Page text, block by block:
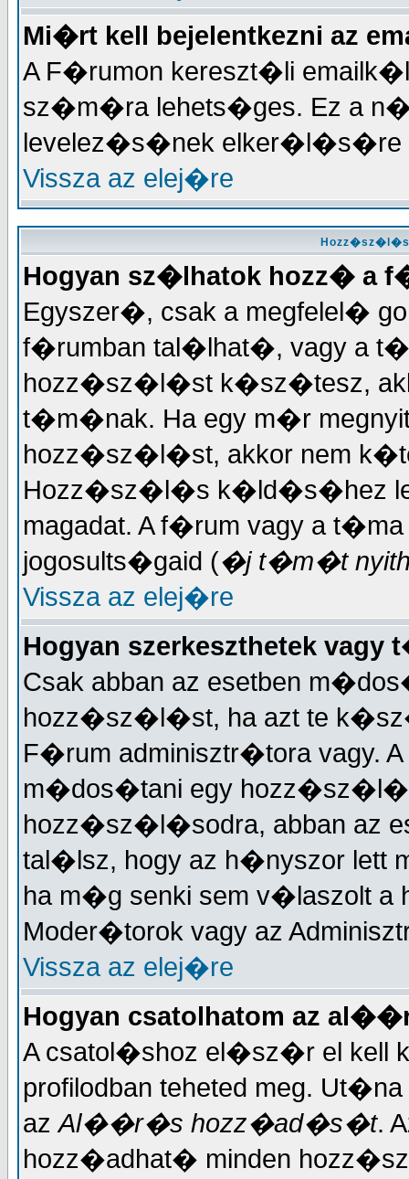
Mi�rt kell bejelentkezni az
A F�rumon kereszt�li
sz�m�ra lehets�ges. Ez a
levelez�s�nek elker�l�s�re
Vissza az elej�re
Hogyan sz�lhatok hozz� a
Egyszer�, csak a megfelel�
f�rumban tal�lhat�, vagy a
hozz�sz�l�st k�sz�tesz,
t�m�nak. Ha egy m�r
hozz�sz�l�st, akkor nem
Hozz�sz�l�s k�ld�s�hez
magadat. A f�rum vagy a
jogosults�gaid (�j t�m�t
Vissza az elej�re
Hogyan szerkeszthetek
Csak abban az esetben
hozz�sz�l�st, ha azt te
F�rum adminisztr�tora vagy. A
m�dos�tani egy
hozz�sz�l�sodra, abban az
tal�lsz, hogy az h�nyszor lett
ha m�g senki sem v�laszolt
Moder�torok vagy az
Vissza az elej�re
Hogyan csatolhatom az
A csatol�shoz el�sz�r el
profilodban teheted meg.
azAl��r�s hozz�ad�s�t.
hozz�adhat� minden